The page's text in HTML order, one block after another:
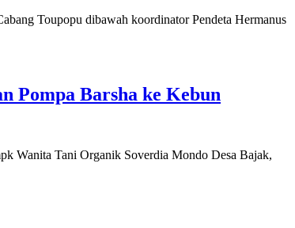
Toupopu dibawah koordinator Pendeta Hermanus
Pompa Barsha ke Kebun
Wanita Tani Organik Soverdia Mondo Desa Bajak,